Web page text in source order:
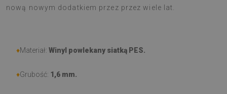
nową nowym dodatkiem przez przez wiele lat.
♦Materiał: Winyl powlekany siatką PES.
♦Grubość: 1,6 mm.